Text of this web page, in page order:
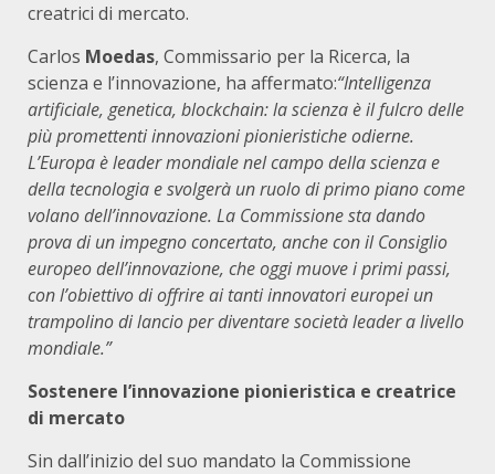
creatrici di mercato.
Carlos Moedas, Commissario per la Ricerca, la
scienza e l’innovazione, ha affermato:“Intelligenza
artificiale, genetica, blockchain: la scienza è il fulcro delle
più promettenti innovazioni pionieristiche odierne.
L’Europa è leader mondiale nel campo della scienza e
della tecnologia e svolgerà un ruolo di primo piano come
volano dell’innovazione. La Commissione sta dando
prova di un impegno concertato, anche con il Consiglio
europeo dell’innovazione, che oggi muove i primi passi,
con l’obiettivo di offrire ai tanti innovatori europei un
trampolino di lancio per diventare società leader a livello
mondiale.”
Sostenere l’innovazione pionieristica e creatrice
di mercato
Sin dall’inizio del suo mandato la Commissione